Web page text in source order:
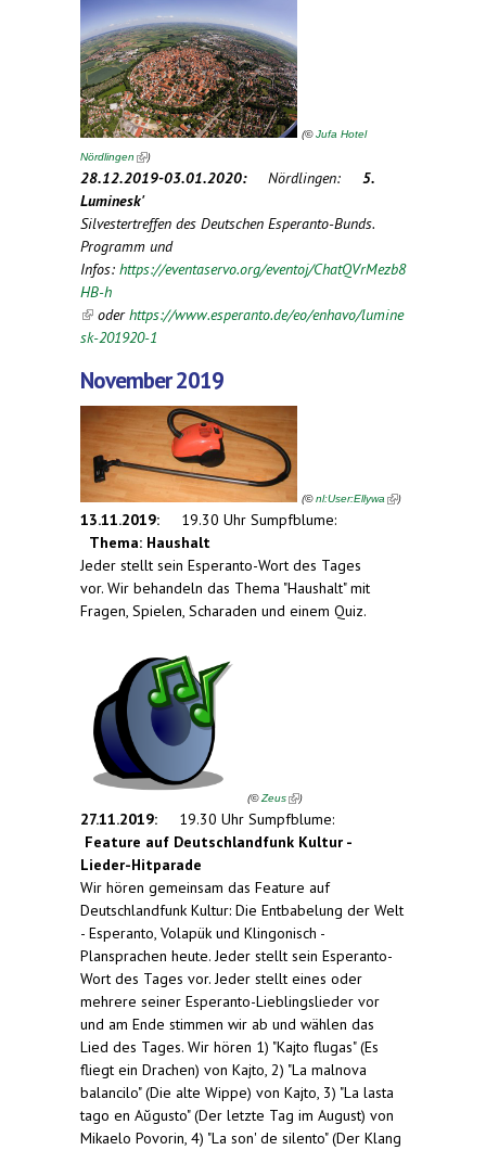
(©Jufa Hotel
Nördlingen (link is external)
)
28.12.2019-03.01.2020:Nördlingen: 5.
Luminesk'
Silvestertreffen des Deutschen Esperanto-Bunds.
Programm und
Infos: https://eventaservo.org/eventoj/ChatQVrMezb8
HB-h
(link is external)
oderhttps://www.esperanto.de/eo/enhavo/lumine
sk-201920-1
November 2019
(©nl:User:Ellywa )
13.11.2019: 19.30 Uhr Sumpfblume:
Thema: Haushalt
Jeder stellt sein Esperanto-Wort des Tages
vor. Wir behandeln das Thema "Haushalt" mit
Fragen, Spielen, Scharaden und einem Quiz.
(©Zeus )
27.11.2019: 19.30 Uhr Sumpfblume:
Feature auf Deutschlandfunk Kultur -
Lieder-Hitparade
Wir hören gemeinsam das Feature auf
Deutschlandfunk Kultur: Die Entbabelung der Welt
- Esperanto, Volapük und Klingonisch -
Plansprachen heute. Jeder stellt sein Esperanto-
Wort des Tages vor. Jeder stellt eines oder
mehrere seiner Esperanto-Lieblingslieder vor
und am Ende stimmen wir ab und wählen das
Lied des Tages. Wir hören 1) "Kajto flugas" (Es
fliegt ein Drachen) von Kajto, 2) "La malnova
balancilo" (Die alte Wippe) von Kajto, 3) "La lasta
tago en Aŭgusto" (Der letzte Tag im August) von
Mikaelo Povorin, 4) "La son' de silento" (Der Klang